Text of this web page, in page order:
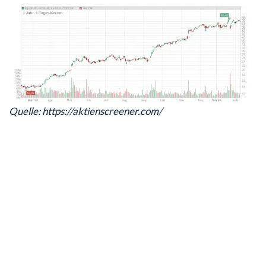
Quelle: https://aktienscreener.com/